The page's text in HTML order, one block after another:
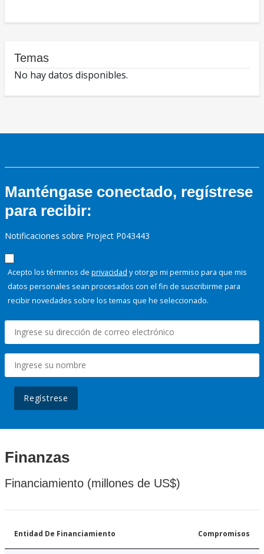
Temas
No hay datos disponibles.
Manténgase conectado, regístrese
para recibir:
Notificaciones sobre Project P043443
Acepto los términos de privacidad y otorgo mi permiso para que mis
datos personales sean procesados con el fin de suscribirme para
recibir novedades sobre los temas que he seleccionado.
Regístrese
Finanzas
Financiamiento (millones de US$)
Entidad De Financiamiento Compromisos